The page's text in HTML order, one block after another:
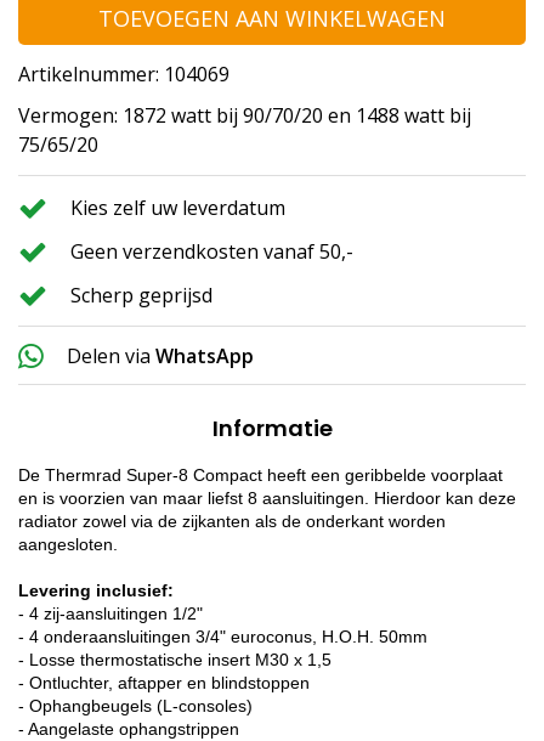
TOEVOEGEN AAN WINKELWAGEN
Artikelnummer: 104069
Vermogen: 1872 watt bij 90/70/20 en 1488 watt bij
75/65/20
Kies zelf uw leverdatum
Geen verzendkosten vanaf 50,-
Scherp geprijsd
Delen via WhatsApp
Informatie
De Thermrad Super-8 Compact heeft een geribbelde voorplaat
en is voorzien van maar liefst 8 aansluitingen. Hierdoor kan deze
radiator zowel via de zijkanten als de onderkant worden
aangesloten.
Levering inclusief:
- 4 zij-aansluitingen 1/2"
- 4 onderaansluitingen 3/4" euroconus, H.O.H. 50mm
- Losse thermostatische insert M30 x 1,5
- Ontluchter, aftapper en blindstoppen
- Ophangbeugels (L-consoles)
- Aangelaste ophangstrippen